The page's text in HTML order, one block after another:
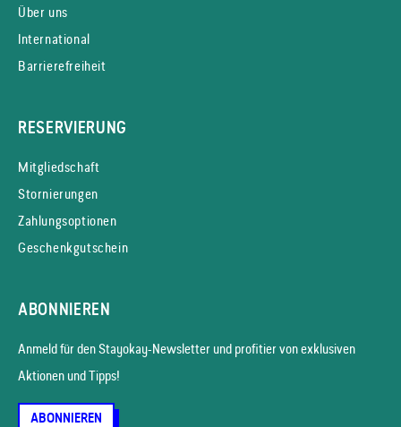
Über uns
International
Barrierefreiheit
RESERVIERUNG
Mitgliedschaft
Stornierungen
Zahlungsoptionen
Geschenkgutschein
ABONNIEREN
Anmeld für den Stayokay-News­letter und profitier von exklusiven
Aktionen und Tipps!
ABONNIEREN